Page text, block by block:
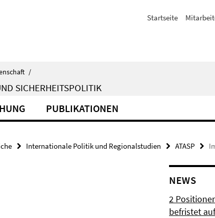
Startseite
/
SICHERHEITSPOLITIK
PUBLIKATIONEN
Internationale Politik und Regionalstudien ATASP
NEWS
2
befristet